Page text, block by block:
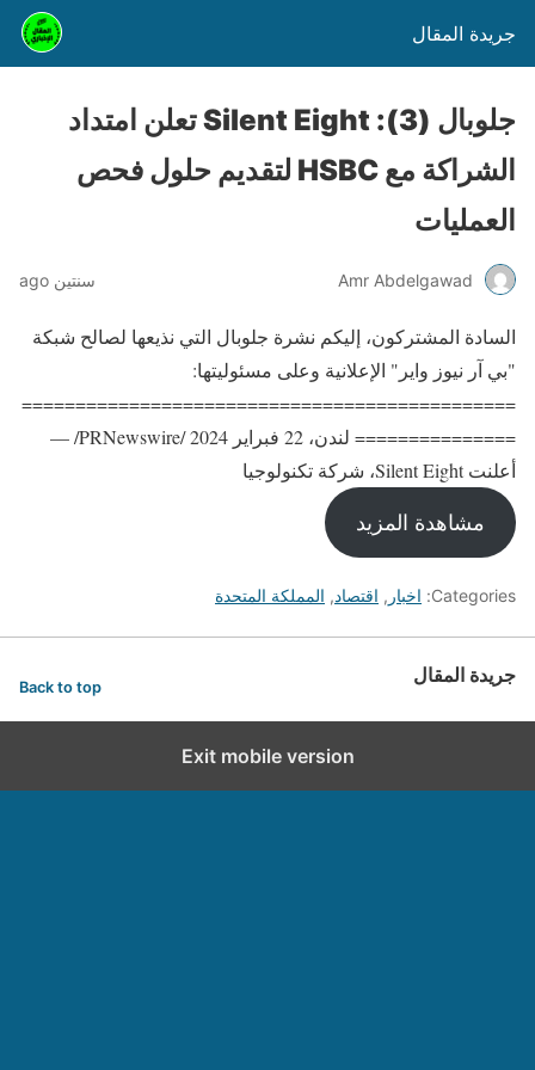
جريدة المقال
جلوبال (3): Silent Eight تعلن امتداد
الشراكة مع HSBC لتقديم حلول فحص
العمليات
Amr Abdelgawad سنتين ago
السادة المشتركون، إليكم نشرة جلوبال التي نذيعها لصالح شبكة
"بي آر نيوز واير" الإعلانية وعلى مسئوليتها:
==============================================
=============== لندن، 22 فبراير 2024 /PRNewswire/ —
أعلنت Silent Eight، شركة تكنولوجيا
مشاهدة المزيد
Categories: اخبار , اقتصاد, المملكة المتحدة
جريدة المقال Back to top
Exit mobile version